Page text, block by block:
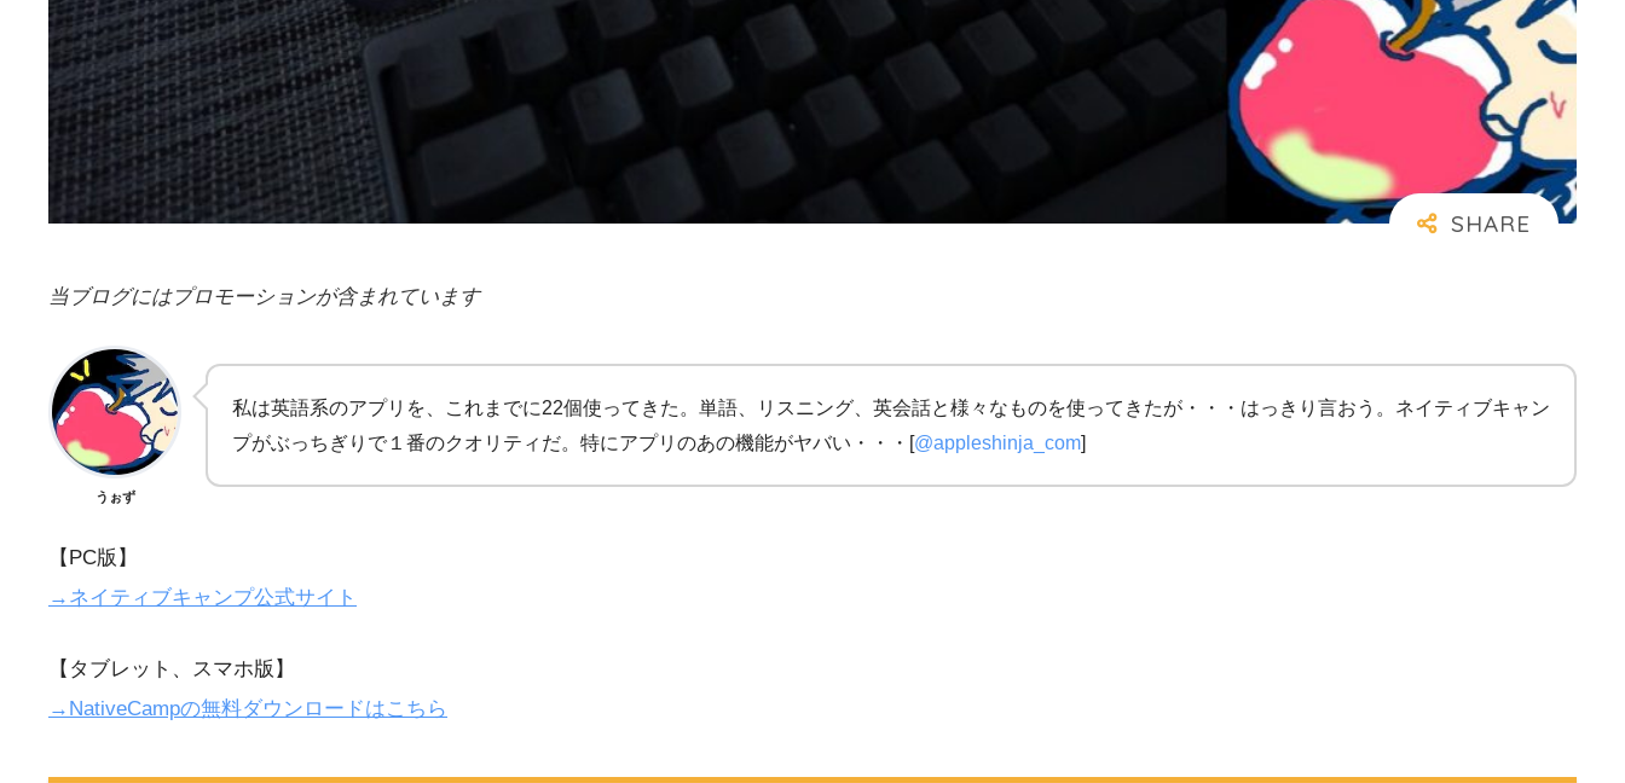
当ブログにはプロモーションが含まれています
うぉず
私は英語系のアプリを、これまでに22個使ってきた。単語、リスニング、英会話と様々なものを使ってきたが・・・はっきり言おう。ネイティブキャン
プがぶっちぎりで１番のクオリティだ。特にアプリのあの機能がヤバい・・・[@appleshinja_com]
【PC版】
→ネイティブキャンプ公式サイト
【タブレット、スマホ版】
→NativeCampの無料ダウンロードはこちら